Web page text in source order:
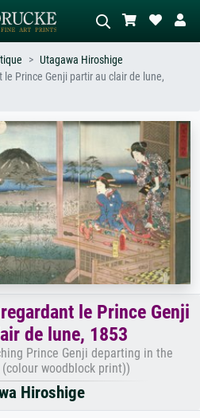
abstrait avec beaucoup de rouge,
tableau sombre, nu debout près d'un
arbre.
Utagawa Hiroshige
Prince Genji partir au clair de lune,
le Prince Genji
de lune, 1853
Prince Genji departing in the
woodblock print))
Hiroshige